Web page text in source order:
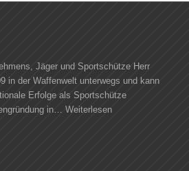
Jäger und Sportschütze Herr
in der Waffenwelt unterwegs und kann
Erfolge als Sportschütze
in… Weiterlesen